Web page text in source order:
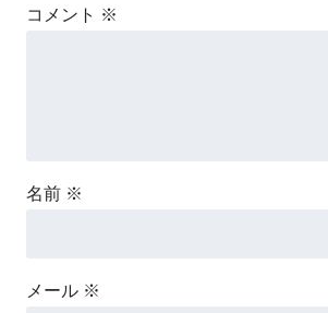
コメント ※
名前 ※
メール ※